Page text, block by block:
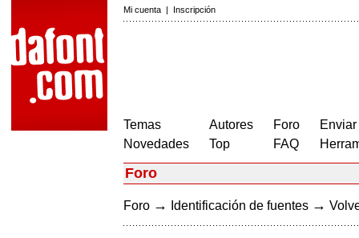
Mi cuenta | Inscripción
Temas
Novedades
Autores
Top
Foro
FAQ
Foro
Foro → Identificación de fuentes →